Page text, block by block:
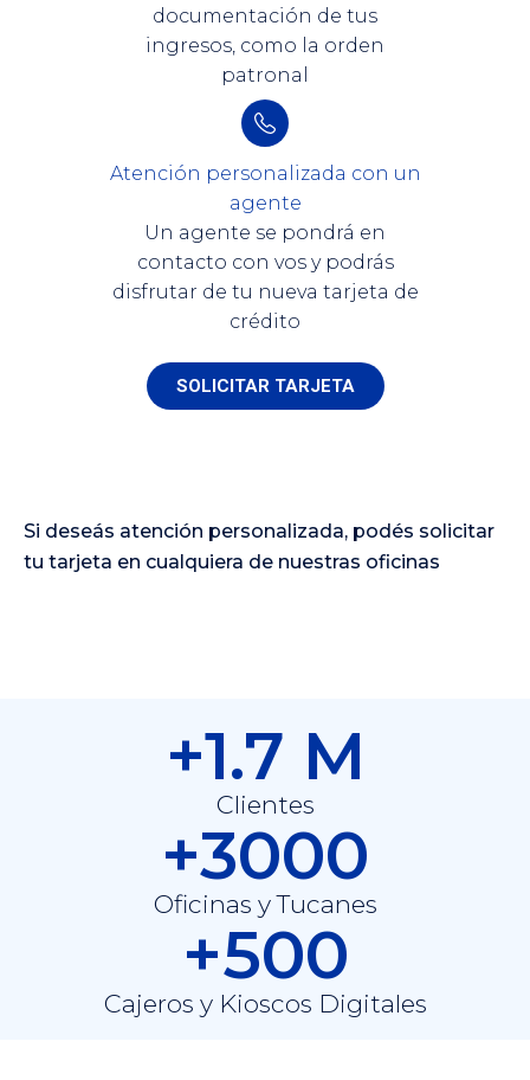
documentación de tus
ingresos, como la orden
patronal
Atención personalizada con un
agente
Un agente se pondrá en
contacto con vos y podrás
disfrutar de tu nueva tarjeta de
crédito
SOLICITAR TARJETA
Si deseás atención personalizada, podés solicitar
tu tarjeta en cualquiera de nuestras oficinas
+1.7 M
Clientes
+3000
Oficinas y Tucanes
+500
Cajeros y Kioscos Digitales